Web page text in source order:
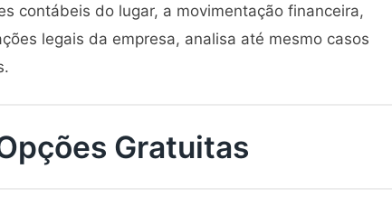
contábeis do lugar, a movimentação financeira,
legais da empresa, analisa até mesmo casos
Gratuitas